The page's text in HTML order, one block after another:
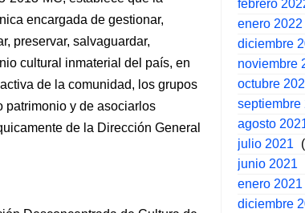
encargada de gestionar,
preservar, salvaguardar,
cultural inmaterial del país, en
de la comunidad, los grupos
patrimonio y de asociarlos
de la Dirección General
febrero
enero 2022
diciembre
noviembre
octubre
septiembre
agosto
julio 2021
junio 2021
enero 2021
diciembre